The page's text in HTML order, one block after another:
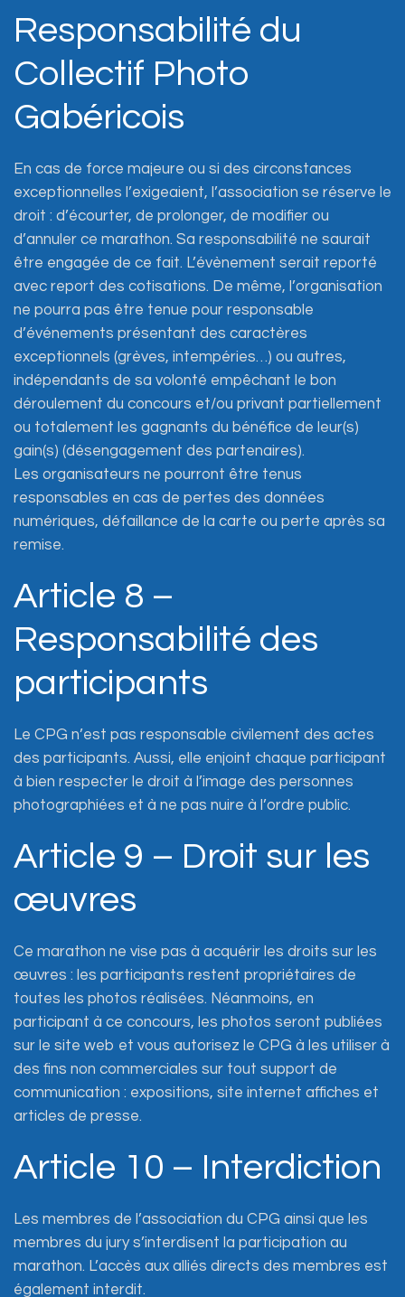
Responsabilité du
Collectif Photo
Gabéricois
En cas de force majeure ou si des circonstances
exceptionnelles l’exigeaient, l’association se réserve le
droit : d’écourter, de prolonger, de modifier ou
d’annuler ce marathon. Sa responsabilité ne saurait
être engagée de ce fait. L’évènement serait reporté
avec report des cotisations. De même, l’organisation
ne pourra pas être tenue pour responsable
d’événements présentant des caractères
exceptionnels (grèves, intempéries…) ou autres,
indépendants de sa volonté empêchant le bon
déroulement du concours et/ou privant partiellement
ou totalement les gagnants du bénéfice de leur(s)
gain(s) (désengagement des partenaires).
Les organisateurs ne pourront être tenus
responsables en cas de pertes des données
numériques, défaillance de la carte ou perte après sa
remise.
Article 8 –
Responsabilité des
participants
Le CPG n’est pas responsable civilement des actes
des participants. Aussi, elle enjoint chaque participant
à bien respecter le droit à l’image des personnes
photographiées et à ne pas nuire à l’ordre public.
Article 9 – Droit sur les
œuvres
Ce marathon ne vise pas à acquérir les droits sur les
œuvres : les participants restent propriétaires de
toutes les photos réalisées. Néanmoins, en
participant à ce concours, les photos seront publiées
sur le site web et vous autorisez le CPG à les utiliser à
des fins non commerciales sur tout support de
communication : expositions, site internet affiches et
articles de presse.
Article 10 – Interdiction
Les membres de l’association du CPG ainsi que les
membres du jury s’interdisent la participation au
marathon. L’accès aux alliés directs des membres est
également interdit.